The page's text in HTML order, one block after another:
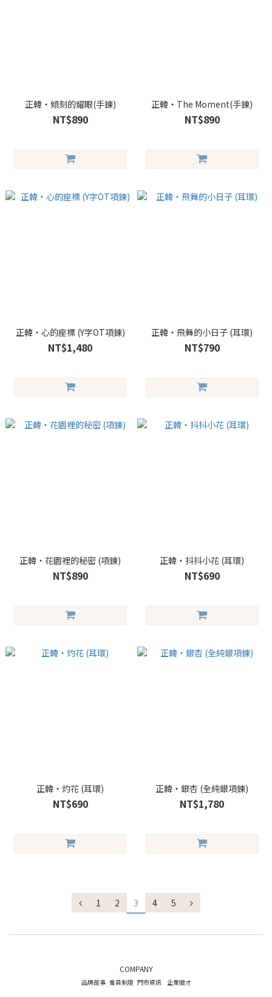
正韓・傾刻的耀眼(手鍊)
NT$890
正韓・The Moment(手鍊)
NT$890
正韓・心的座標 (Y字OT項鍊)
NT$1,480
正韓・飛舞的小日子 (耳環)
NT$790
正韓・花園裡的秘密 (項鍊)
NT$890
正韓・抖抖小花 (耳環)
NT$690
正韓・灼花 (耳環)
NT$690
正韓・銀杏 (全純銀項鍊)
NT$1,780
1 2 3 4 5
COMPANY
品牌故事 會員制度 門市資訊 企業徵才